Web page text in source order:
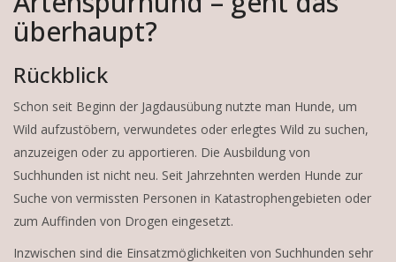
überhaupt?
Rückblick
Schon seit Beginn der Jagdausübung nutzte man Hunde, um
Wild aufzustöbern, verwundetes oder erlegtes Wild zu suchen,
anzuzeigen oder zu apportieren. Die Ausbildung von
Suchhunden ist nicht neu. Seit Jahrzehnten werden Hunde zur
Suche von vermissten Personen in Katastrophengebieten oder
zum Auffinden von Drogen eingesetzt.
Inzwischen sind die Einsatzmöglichkeiten von Suchhunden sehr